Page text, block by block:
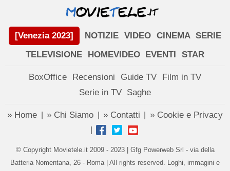
[Venezia 2023] NOTIZIE VIDEO CINEMA SERIE
TELEVISIONE
HOMEVIDEO EVENTI STAR
BoxOffice Recensioni Guide TV
Film in TV
Serie in TV Saghe
» Home » Chi Siamo » Contatti » Cookie e Privacy
|
© Copyright Movietele.it 2009 - 2023 | Gfg Powerweb Srl - via della
Batteria Nomentana, 26 - Roma | All rights reserved. Loghi, immagini e